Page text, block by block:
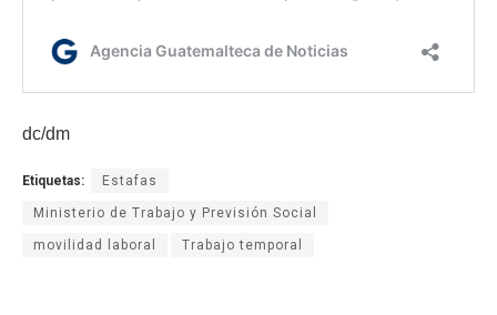
dc/dm
Etiquetas: Estafas
Ministerio de Trabajo y Previsión Social
movilidad laboral Trabajo temporal